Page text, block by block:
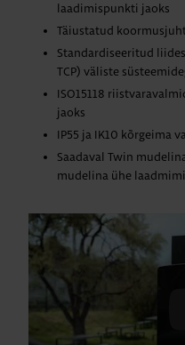
laadimispunkti jaoks
Täiustatud
Standardiseeritud
TCP) väliste
ISO15118
jaoks
IP55 ja IK10 kõrgeima
Saadaval Twin
mudelina ühe